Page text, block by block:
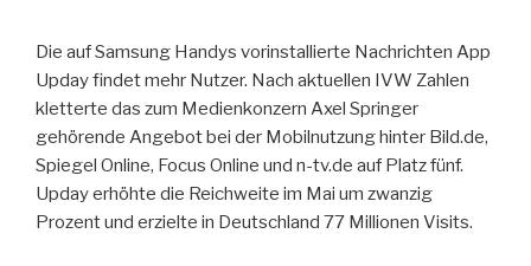
Die auf Samsung Handys vorinstallierte Nachrichten App
Upday findet mehr Nutzer. Nach aktuellen IVW Zahlen
kletterte das zum Medienkonzern Axel Springer
gehörende Angebot bei der Mobilnutzung hinter Bild.de,
Spiegel Online, Focus Online und n-tv.de auf Platz fünf.
Upday erhöhte die Reichweite im Mai um zwanzig
Prozent und erzielte in Deutschland 77 Millionen Visits.